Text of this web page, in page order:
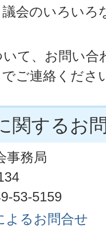
会のいろいろ
て、お問い合
ご連絡くださ
関するお
事務局
53-5159
よるお問合せ